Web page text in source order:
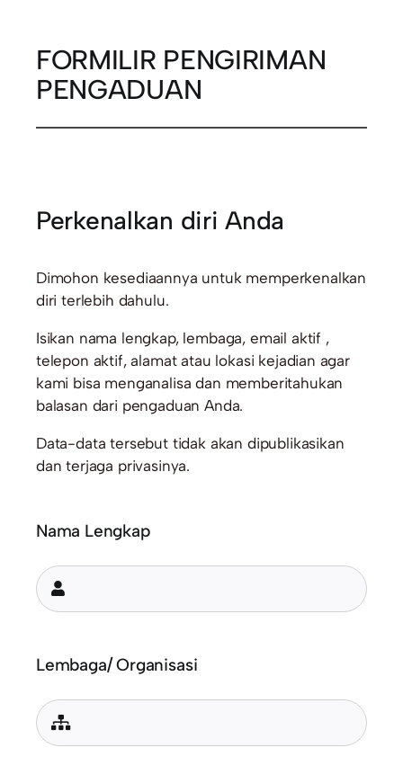
FORMILIR PENGIRIMAN
PENGADUAN
Perkenalkan diri Anda
Dimohon kesediaannya untuk memperkenalkan
diri terlebih dahulu.
Isikan nama lengkap, lembaga, email aktif ,
telepon aktif, alamat atau lokasi kejadian agar
kami bisa menganalisa dan memberitahukan
balasan dari pengaduan Anda.
Data-data tersebut tidak akan dipublikasikan
dan terjaga privasinya.
Nama Lengkap
Lembaga/ Organisasi